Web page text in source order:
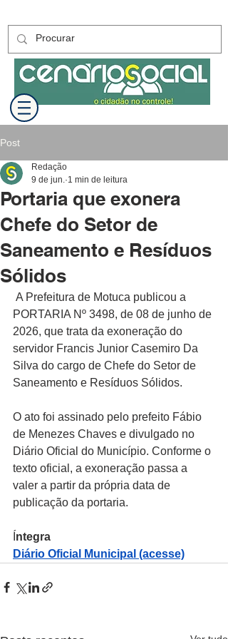
Post
Portaria que exonera
Chefe do Setor de
Saneamento e Resíduos
Sólidos
Redação
9 de jun. 1 min de leitura
A Prefeitura de Motuca publicou a
PORTARIA Nº 3498, de 08 de junho de
2026, que trata da exoneração do
servidor Francis Junior Casemiro Da
Silva do cargo de Chefe do Setor de
Saneamento e Resíduos Sólidos.
O ato foi assinado pelo prefeito Fábio
de Menezes Chaves e divulgado no
Diário Oficial do Município. Conforme o
texto oficial, a exoneração passa a
valer a partir da própria data de
publicação da portaria.
ntegra
Diário Oficial Municipal (acesse)